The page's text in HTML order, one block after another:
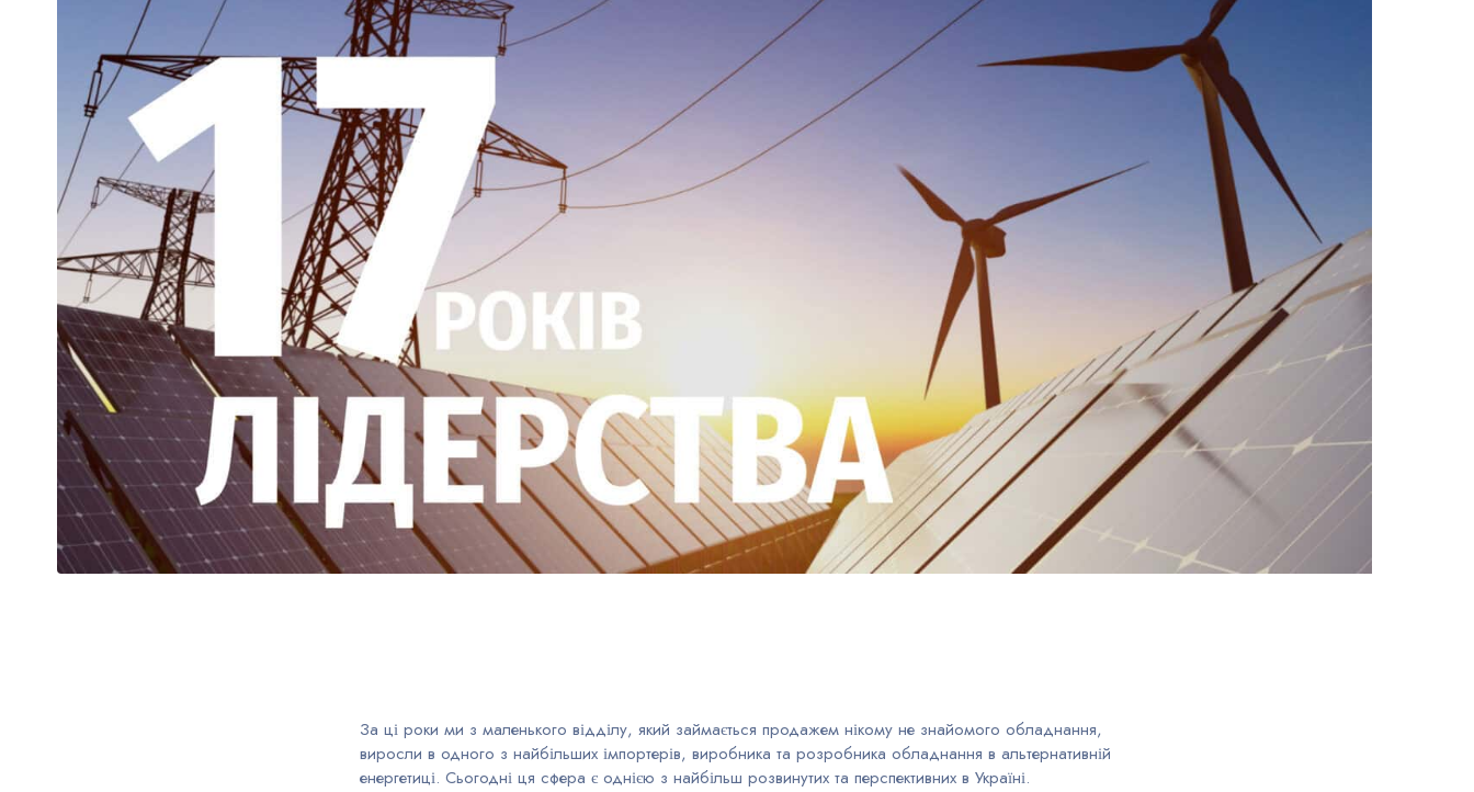
За ці роки ми з маленького відділу, який займається продажем нікому не знайомого обладнання,
виросли в одного з найбільших імпортерів, виробника та розробника обладнання в альтернативній
енергетиці. Сьогодні ця сфера є однією з найбільш розвинутих та перспективних в Україні.